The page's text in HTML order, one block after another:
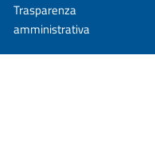
Trasparenza
amministrativa